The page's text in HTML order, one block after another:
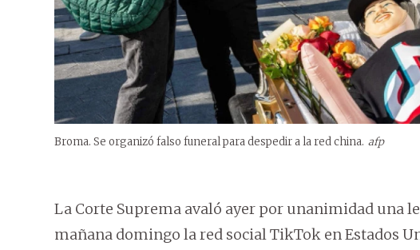
Broma. Se organizó falso funeral para despedir a la red china. afp
La Corte Suprema avaló ayer por unanimidad una
mañana domingo la red social TikTok en Estados